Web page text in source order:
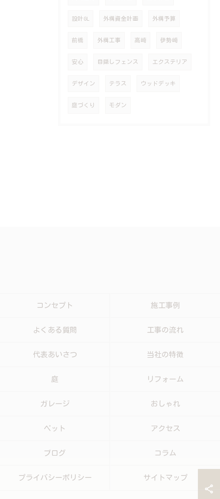
設計GL 外構資金計画 外構予算
前橋 外構工事 高崎 伊勢崎
安心 目隠しフェンス エクステリア
デザイン テラス ウッドデッキ
庭づくり モダン
コンセプト 施工事例
よくある質問 工事の流れ
代表あいさつ 当社の特徴
庭 リフォーム
ガレージ おしゃれ
ペット アクセス
ブログ コラム
プライバシーポリシー サイトマップ